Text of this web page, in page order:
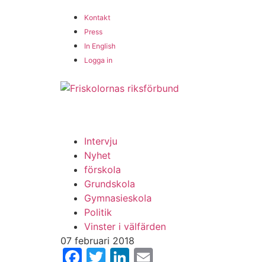
Kontakt
Press
In English
Logga in
Intervju
Nyhet
förskola
Grundskola
Gymnasieskola
Politik
Vinster i välfärden
07 februari 2018
Facebook
TwitterLinkedIn